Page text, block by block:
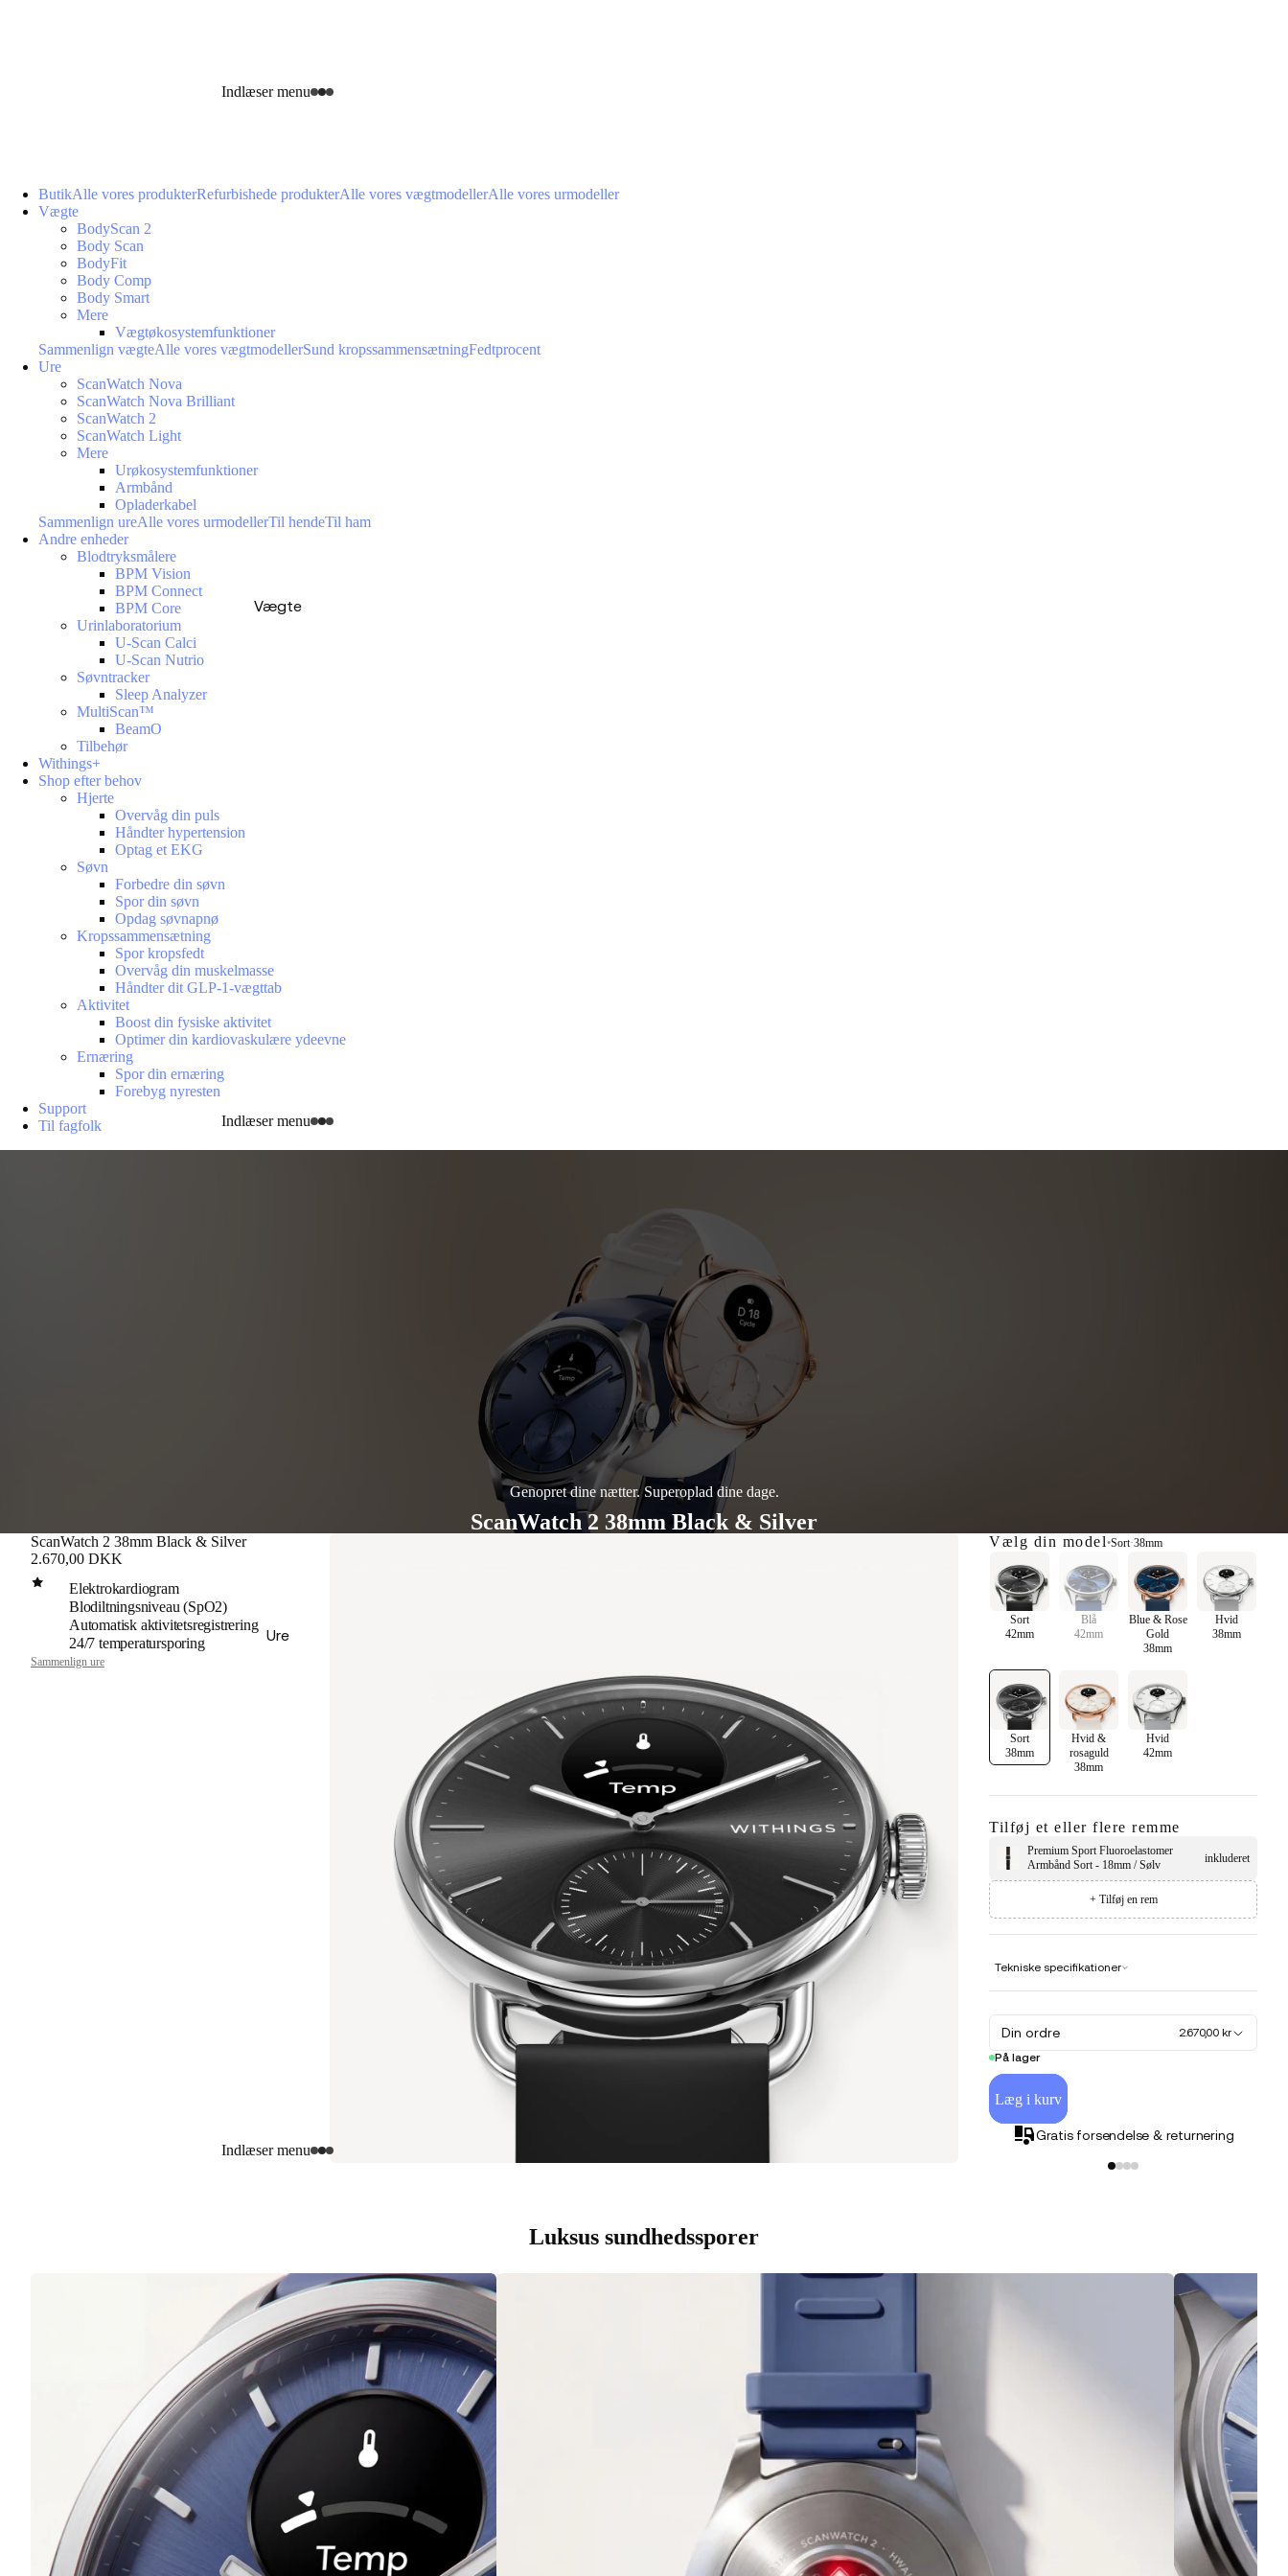
Indlæser menu
Vægte
Indlæser menu
Ure
Indlæser menu
ButikAlle vores produkterRefurbishede produkterAlle vores vægtmodellerAlle vores urmodeller
Vægte
BodyScan 2
Body Scan
BodyFit
Body Comp
Body Smart
Mere
Vægtøkosystemfunktioner
Sammenlign vægteAlle vores vægtmodellerSund kropssammensætningFedtprocent
Ure
ScanWatch Nova
ScanWatch Nova Brilliant
ScanWatch 2
ScanWatch Light
Mere
Urøkosystemfunktioner
Armbånd
Opladerkabel
Sammenlign ureAlle vores urmodellerTil hendeTil ham
Andre enheder
Blodtryksmålere
BPM Vision
BPM Connect
BPM Core
Urinlaboratorium
U-Scan Calci
U-Scan Nutrio
Søvntracker
Sleep Analyzer
MultiScan™
BeamO
Tilbehør
Withings+
Shop efter behov
Hjerte
Overvåg din puls
Håndter hypertension
Optag et EKG
Søvn
Forbedre din søvn
Spor din søvn
Opdag søvnapnø
Kropssammensætning
Spor kropsfedt
Overvåg din muskelmasse
Håndter dit GLP-1-vægttab
Aktivitet
Boost din fysiske aktivitet
Optimer din kardiovaskulære ydeevne
Ernæring
Spor din ernæring
Forebyg nyresten
Support
Til fagfolk
Genopret dine nætter. Superoplad dine dage.
ScanWatch 2 38mm Black & Silver
ScanWatch 2 38mm Black & Silver
2.670,00 DKK
Elektrokardiogram
Blodiltningsniveau (SpO2)
Automatisk aktivitetsregistrering
24/7 temperatursporing
Sammenlign ure
Vælg din model•Sort·38mm
Sort
42mm
Blå
42mm
Blue & Rose
Gold
38mm
Hvid
38mm
Sort
38mm
Hvid &
rosaguld
38mm
Hvid
42mm
Tilføj et eller flere remme
Premium Sport Fluoroelastomer
Armbånd Sort - 18mm / Sølv
inkluderet
+ Tilføj en rem
Tekniske specifikationer
Din ordre
2.670,00 kr
På lager
Læg i kurv
Gratis forsendelse & returnering
Luksus sundhedssporer